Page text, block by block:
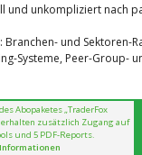
und unkompliziert nach
und Sektoren-
Systeme, Peer-Group-
Abopaketes „TraderFox
zusätzlich Zugang auf
und 5 PDF-Reports.